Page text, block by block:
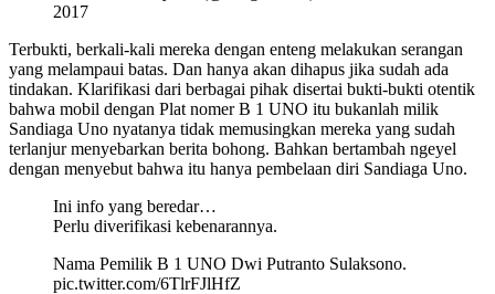
2017
Terbukti, berkali-kali mereka dengan enteng melakukan serangan
yang melampaui batas. Dan hanya akan dihapus jika sudah ada
tindakan. Klarifikasi dari berbagai pihak disertai bukti-bukti otentik
bahwa mobil dengan Plat nomer B 1 UNO itu bukanlah milik
Sandiaga Uno nyatanya tidak memusingkan mereka yang sudah
terlanjur menyebarkan berita bohong. Bahkan bertambah ngeyel
dengan menyebut bahwa itu hanya pembelaan diri Sandiaga Uno.
Ini info yang beredar…
Perlu diverifikasi kebenarannya.
Nama Pemilik B 1 UNO Dwi Putranto Sulaksono.
pic.twitter.com/6TlrFJlHfZ